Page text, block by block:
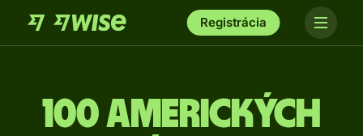
Registrácia
100 Amerických